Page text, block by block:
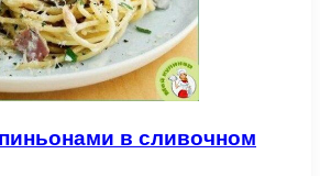
в сливочном